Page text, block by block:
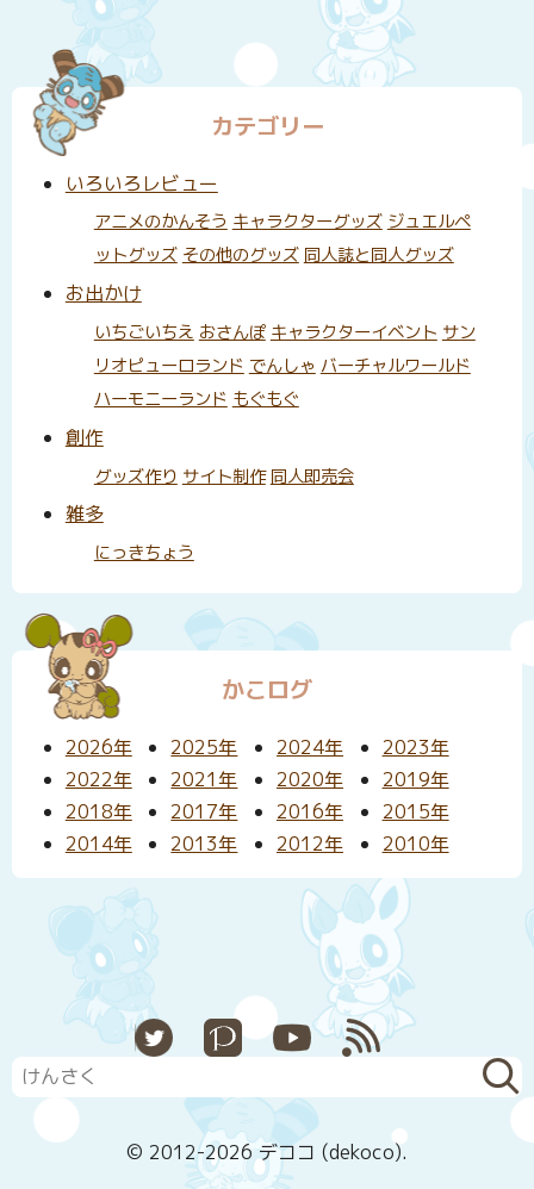
カテゴリー
いろいろレビュー
アニメのかんそう キャラクターグッズ ジュエルペ
ットグッズ その他のグッズ 同人誌と同人グッズ
お出かけ
いちごいちえ おさんぽ キャラクターイベント サン
リオピューロランド でんしゃ バーチャルワールド
ハーモニーランド もぐもぐ
創作
グッズ作り サイト制作 同人即売会
雑多
にっきちょう
かこログ
2026年 2025年 2024年
2023年
2022年
2021年 2020年
2019年
2018年
2017年 2016年
2015年
2014年
2013年 2012年 2010年
Pixiv YouTubeRSS
© 2012-2026 デココ (dekoco).